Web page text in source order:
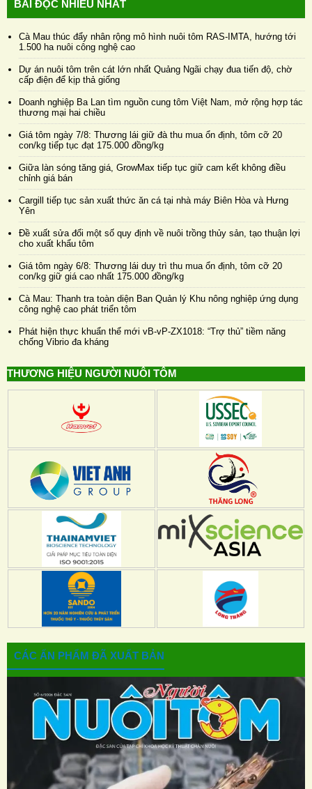
BÀI ĐỌC NHIỀU NHẤT
Cà Mau thúc đẩy nhân rộng mô hình nuôi tôm RAS-IMTA, hướng tới
1.500 ha nuôi công nghệ cao
Dự án nuôi tôm trên cát lớn nhất Quảng Ngãi chạy đua tiến độ, chờ
cấp điện để kịp thả giống
Doanh nghiệp Ba Lan tìm nguồn cung tôm Việt Nam, mở rộng hợp tác
thương mại hai chiều
Giá tôm ngày 7/8: Thương lái giữ đà thu mua ổn định, tôm cỡ 20
con/kg tiếp tục đạt 175.000 đồng/kg
Giữa làn sóng tăng giá, GrowMax tiếp tục giữ cam kết không điều
chỉnh giá bán
Cargill tiếp tục sản xuất thức ăn cá tại nhà máy Biên Hòa và Hưng
Yên
Đề xuất sửa đổi một số quy định về nuôi trồng thủy sản, tạo thuận lợi
cho xuất khẩu tôm
Giá tôm ngày 6/8: Thương lái duy trì thu mua ổn định, tôm cỡ 20
con/kg giữ giá cao nhất 175.000 đồng/kg
Cà Mau: Thanh tra toàn diện Ban Quản lý Khu nông nghiệp ứng dụng
công nghệ cao phát triển tôm
Phát hiện thực khuẩn thể mới vB-vP-ZX1018: “Trợ thủ” tiềm năng
chống Vibrio đa kháng
THƯƠNG HIỆU NGƯỜI NUÔI TÔM
CÁC ẤN PHẨM ĐÃ XUẤT BẢN